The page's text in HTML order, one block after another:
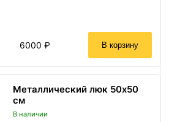
6000 ₽ В корзину
Металлический люк 50х50
см
В наличии